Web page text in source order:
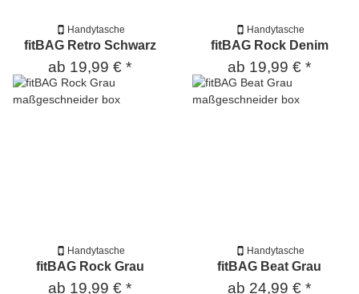
Handytasche
fitBAG Retro Schwarz
ab 19,99 € *
Handytasche
fitBAG Rock Denim
ab 19,99 € *
Handytasche
fitBAG Rock Grau
ab 19,99 € *
Handytasche
fitBAG Beat Grau
ab 24,99 € *